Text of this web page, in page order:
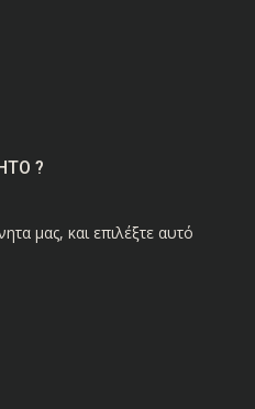
?
μας, και επιλέξτε αυτό